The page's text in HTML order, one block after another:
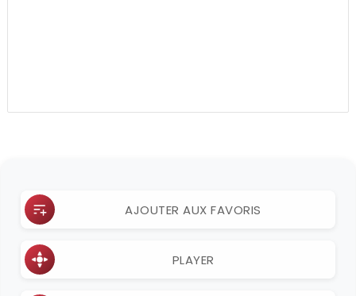
AJOUTER AUX FAVORIS
PLAYER